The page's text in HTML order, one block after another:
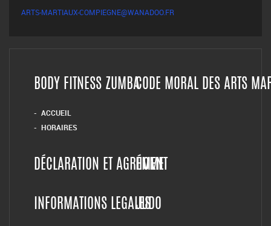
ARTS-MARTIAUX-COMPIEGNE@WANADOO.FR
BODY FITNESS ZUMBA
ACCUEIL
HORAIRES
CODE MORAL DES ARTS
DÉCLARATION ET AGRÉMENT
HOME
INFORMATIONS LEGALESJUDO